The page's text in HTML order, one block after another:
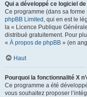
Qui a développé ce logiciel
Ce programme (dans sa
phpBB Limited , qui en est le
la « Licence Publique
distribué gratuitement. Pour
« À propos de phpBB » (en
Haut
Pourquoi la fonctionnalité X
Ce programme a été
vous souhaitez proposer